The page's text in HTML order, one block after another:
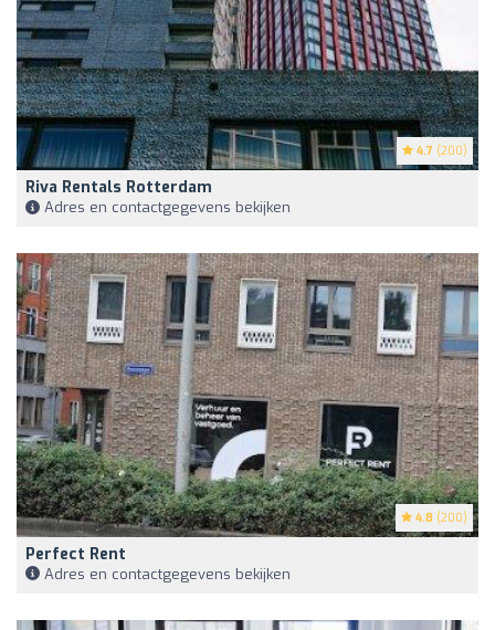
4.7 (200)
Riva Rentals Rotterdam
Adres en contactgegevens bekijken
4.8 (200)
Perfect Rent
Adres en contactgegevens bekijken